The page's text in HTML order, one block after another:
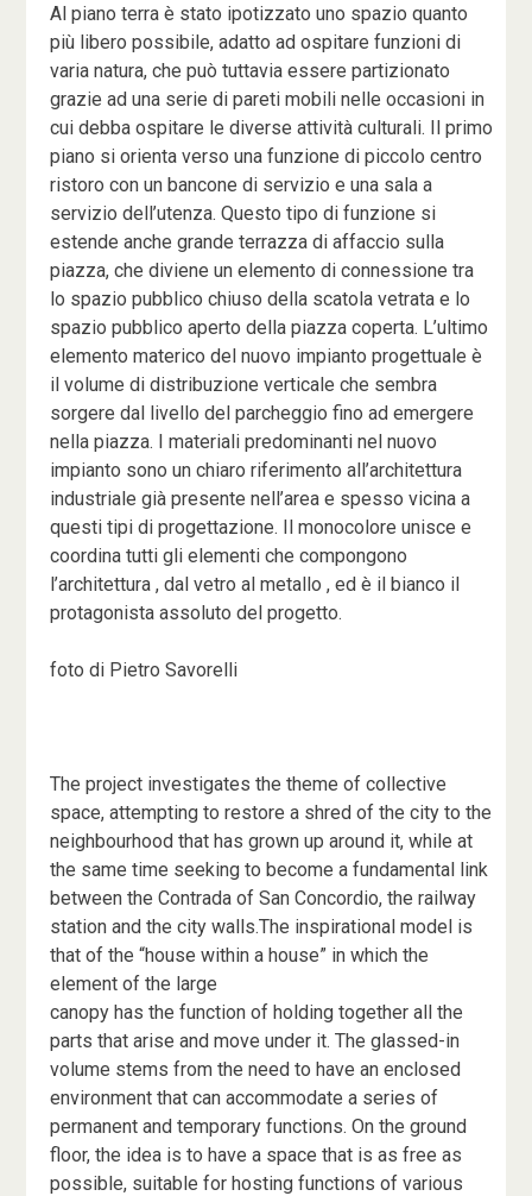
Al piano terra è stato ipotizzato uno spazio quanto
più libero possibile, adatto ad ospitare funzioni di
varia natura, che può tuttavia essere partizionato
grazie ad una serie di pareti mobili nelle occasioni in
cui debba ospitare le diverse attività culturali. Il primo
piano si orienta verso una funzione di piccolo centro
ristoro con un bancone di servizio e una sala a
servizio dell’utenza. Questo tipo di funzione si
estende anche grande terrazza di affaccio sulla
piazza, che diviene un elemento di connessione tra
lo spazio pubblico chiuso della scatola vetrata e lo
spazio pubblico aperto della piazza coperta. L’ultimo
elemento materico del nuovo impianto progettuale è
il volume di distribuzione verticale che sembra
sorgere dal livello del parcheggio fino ad emergere
nella piazza. I materiali predominanti nel nuovo
impianto sono un chiaro riferimento all’architettura
industriale già presente nell’area e spesso vicina a
questi tipi di progettazione. Il monocolore unisce e
coordina tutti gli elementi che compongono
l’architettura , dal vetro al metallo , ed è il bianco il
protagonista assoluto del progetto.
foto di Pietro Savorelli
The project investigates the theme of collective
space, attempting to restore a shred of the city to the
neighbourhood that has grown up around it, while at
the same time seeking to become a fundamental link
between the Contrada of San Concordio, the railway
station and the city walls.The inspirational model is
that of the “house within a house” in which the
element of the large
canopy has the function of holding together all the
parts that arise and move under it. The glassed-in
volume stems from the need to have an enclosed
environment that can accommodate a series of
permanent and temporary functions. On the ground
floor, the idea is to have a space that is as free as
possible, suitable for hosting functions of various